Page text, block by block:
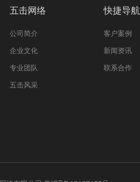
五击网络
公司简介
企业文化
专业团队
五击风采
快捷导航
客户案例
新闻资讯
联系合作